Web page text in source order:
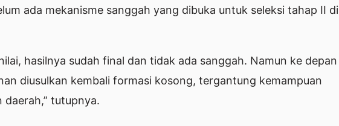
ada mekanisme sanggah yang dibuka untuk seleksi tahap II di
hasilnya sudah final dan tidak ada sanggah. Namun ke depan
diusulkan kembali formasi kosong, tergantung kemampuan
tutupnya.